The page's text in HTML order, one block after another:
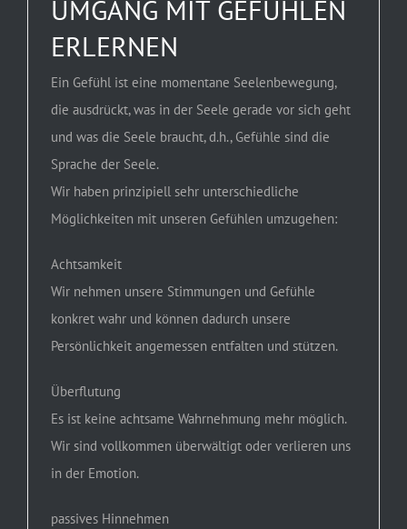
UMGANG MIT GEFÜHLEN
ERLERNEN
Ein Gefühl ist eine momentane Seelenbewegung,
die ausdrückt, was in der Seele gerade vor sich geht
und was die Seele braucht, d.h., Gefühle sind die
Sprache der Seele.
Wir haben prinzipiell sehr unterschiedliche
Möglichkeiten mit unseren Gefühlen umzugehen:
Achtsamkeit
Wir nehmen unsere Stimmungen und Gefühle
konkret wahr und können dadurch unsere
Persönlichkeit angemessen entfalten und stützen.
Überflutung
Es ist keine achtsame Wahrnehmung mehr möglich.
Wir sind vollkommen überwältigt oder verlieren uns
in der Emotion.
passives Hinnehmen